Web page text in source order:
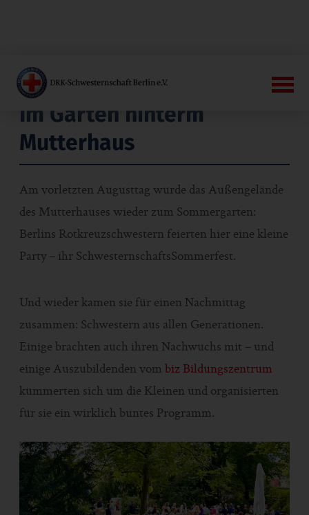
Im Garten hinterm
Mutterhaus
Am vorletzten Augusttag wurde das Außengelände
des Mutterhauses wieder zum Sommergarten:
Berlins Rotkreuzschwestern feierten hier eine kleine
Party – ihr SchwesternschaftsSommerfest.
Und wieder kamen sie für einen Nachmittag
zusammen: Schwestern aus allen Generationen.
Einige brachten auch ihren Nachwuchs mit – und
einige Auszubildenden vom biz Bildungszentrum
kümmerten sich um die Kleinen und organisierten
für sie ein wirklich buntes Programm.